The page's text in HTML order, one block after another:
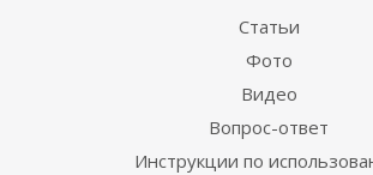
Статьи
Фото
Видео
Вопрос-ответ
Инструкции по